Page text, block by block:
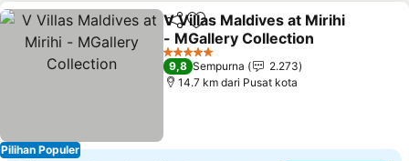
Pilihan Populer
BagikanTambahkan ke favorit
V Villas Maldives at Mirihi
- MGallery Collection
Lihat harga
5 Bintang
9,8 Sempurna
2.273
14.7 km dari Pusat kota